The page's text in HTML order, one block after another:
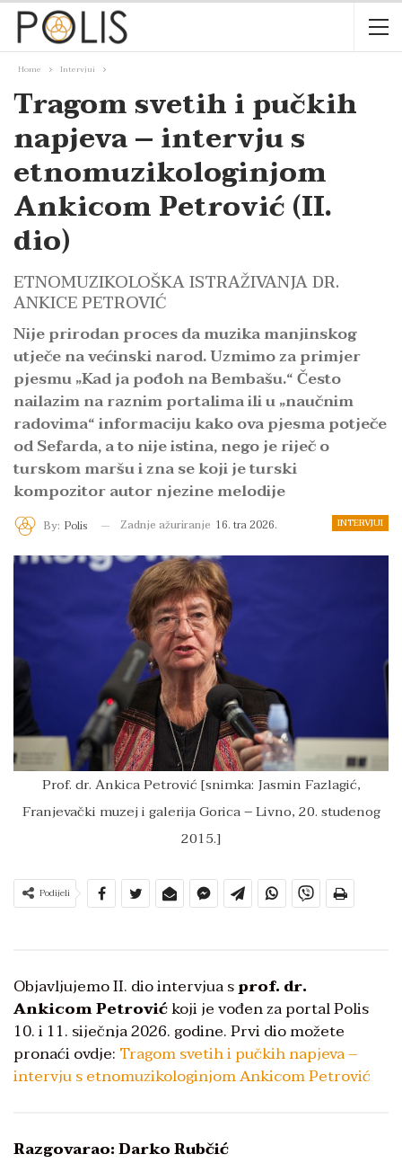
Home Intervjui
Tragom svetih i pučkih
napjeva – intervju s
etnomuzikologinjom
Ankicom Petrović (II.
dio)
ETNOMUZIKOLOŠKA ISTRAŽIVANJA DR.
ANKICE PETROVIĆ
Nije prirodan proces da muzika manjinskog
utječe na većinski narod. Uzmimo za primjer
pjesmu „Kad ja pođoh na Bembašu.“ Često
nailazim na raznim portalima ili u „naučnim
radovima“ informaciju kako ova pjesma potječe
od Sefarda, a to nije istina, nego je riječ o
turskom maršu i zna se koji je turski
kompozitor autor njezine melodije
INTERVJUI
By: Polis Zadnje ažuriranje 16. tra 2026.
Prof. dr. Ankica Petrović [snimka: Jasmin Fazlagić,
Franjevački muzej i galerija Gorica – Livno, 20. studenog
2015.]
Podijeli
Objavljujemo II. dio intervjua sprof. dr.
Ankicom Petrovićkoji je vođen za portal Polis
10. i 11. siječnja 2026. godine. Prvi dio možete
pronaći ovdje: Tragom svetih i pučkih napjeva –
intervju s etnomuzikologinjom Ankicom Petrović
Razgovarao: Darko Rubčić